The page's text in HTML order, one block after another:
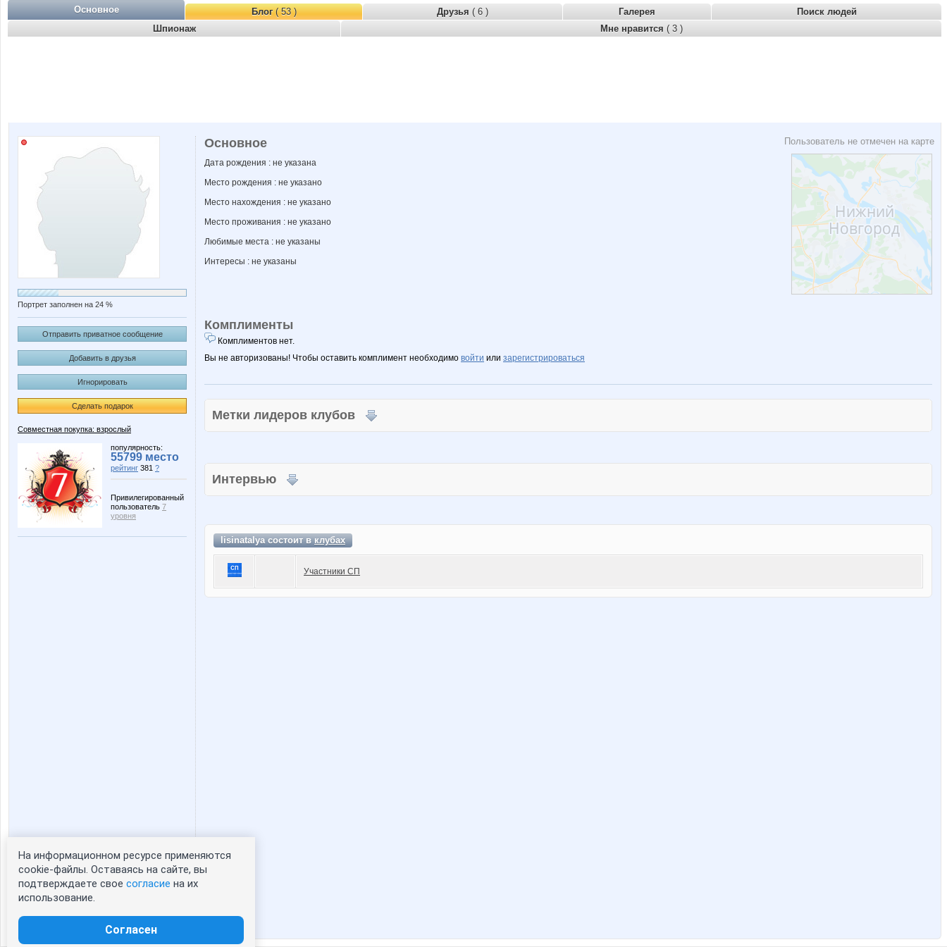
Основное Блог( 53 ) Друзья ( 6 ) Галерея
Поиск людей
Шпионаж
Мне нравится ( 3 )
Портрет заполнен на 24 %
Отправить приватное сообщение
Добавить в друзья
Игнорировать
Сделать подарок
Совместная покупка: взрослый
популярность:
55799 место
рейтинг 381 ?
Привилегированный
пользователь 7
уровня
Статистика портрета:
сейчас просматривают портрет - 0
зарегистрированные пользователи
Пользователь не отмечен на карте
Основное
Дата рождения : не указана
Место рождения : не указано
Место нахождения : не указано
Место проживания : не указано
Любимые места : не указаны
Интересы : не указаны
Комплименты
Комплиментов нет.
Вы не авторизованы! Чтобы оставить комплимент необходимо войти или зарегистрироваться
Метки лидеров клубов
Интервью
lisinatalya состоит вклубах
Участники СП
На информационном ресурсе применяются
cookie-файлы. Оставаясь на сайте, вы
подтверждаете свое согласие на их
использование.
Согласен